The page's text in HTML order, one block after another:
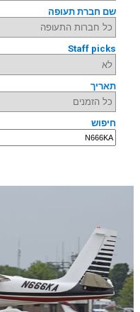
שם חברת תעופה
Staff picks
תאריך
חיפוש